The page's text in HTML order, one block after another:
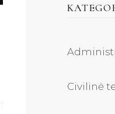
Civilinė